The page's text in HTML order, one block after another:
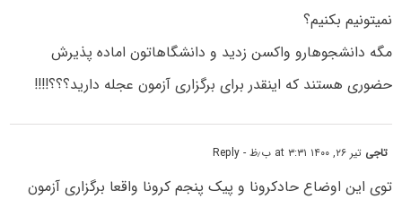
نمیتونیم بکنیم؟
مگه دانشجوهارو واکسن زدید و دانشگاهاتون اماده پذیرش
حضوری هستند که اینقدر برای برگزاری آزمون عجله دارید؟؟؟!!!!
تاجی تیر ۲۶, ۱۴۰۰ at ۳:۳۱ ب٫ظ - Reply
توی این اوضاع حادکرونا و پیک پنجم کرونا واقعا برگزاری آزمون